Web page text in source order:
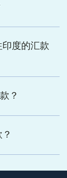
度的汇款
？